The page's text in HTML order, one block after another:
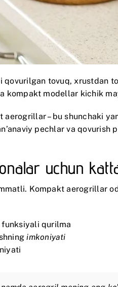
tovuq, xrustdan
kompakt modellar kichik
– bu shunchaki
pechlar va
uchun
Kompakt aerogrillar
funksiyali qurilma
imkoniyati